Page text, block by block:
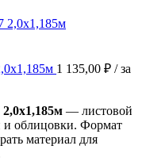
1 135,00 ₽ / за
— листовой
и облицовки. Формат
материал для